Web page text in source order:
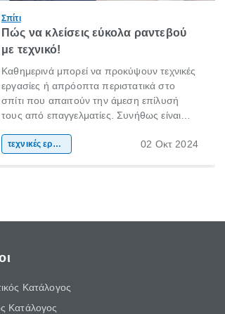
Σπίτι
Πώς να κλείσεις εύκολα ραντεβού
με τεχνικό!
Καθημερινά μπορεί να προκύψουν τεχνικές
εργασίες ή απρόοπτα περιστατικά στο
σπίτι που απαιτούν την άμεση επίλυσή
τους από επαγγελματίες. Συνήθως είναι
να τις επιδιορθώσεις μόνος σου, τις
τεχνικές εργασίες 02 Οκτ 2024
Κατάλογος
Κατάλογος